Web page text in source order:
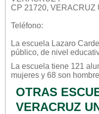
CP 21720, VERACRUZ
Teléfono:
La escuela Lazaro
público, de nivel
La escuela tiene 121
mujeres y 68 son
OTRAS
VERACRUZ